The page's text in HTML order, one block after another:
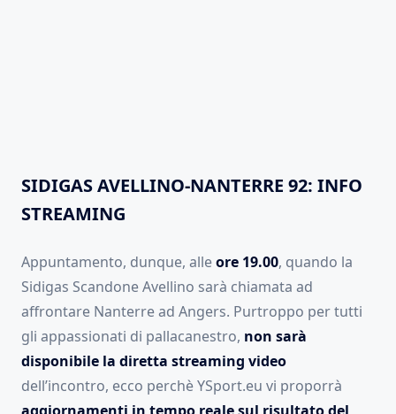
SIDIGAS AVELLINO-NANTERRE 92: INFO
STREAMING
Appuntamento, dunque, alleore 19.00, quando la
Sidigas Scandone Avellino sarà chiamata ad
affrontare Nanterre ad Angers. Purtroppo per tutti
gli appassionati di pallacanestro, non sarà
disponibile la diretta streaming video
dell’incontro, ecco perchè YSport.eu vi proporrà